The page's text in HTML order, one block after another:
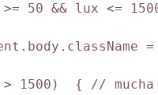
50 && lux <=
{ // mucha